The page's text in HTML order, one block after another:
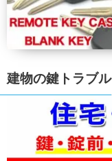
建物の鍵トラブル